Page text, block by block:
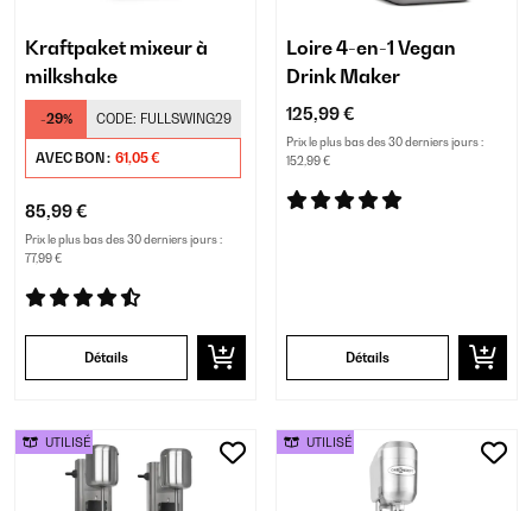
Kraftpaket mixeur à
milkshake
-29% CODE: FULLSWING29
AVEC BON : 61,05 €
85,99 €
Prix le plus bas des 30 derniers jours :
77,99 €
Détails
Loire 4-en-1 Vegan
Drink Maker
125,99 €
Prix le plus bas des 30 derniers jours :
152,99 €
Détails
UTILISÉ UTILISÉ